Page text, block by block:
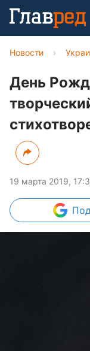
Новости ›
День
19 марта 2019,